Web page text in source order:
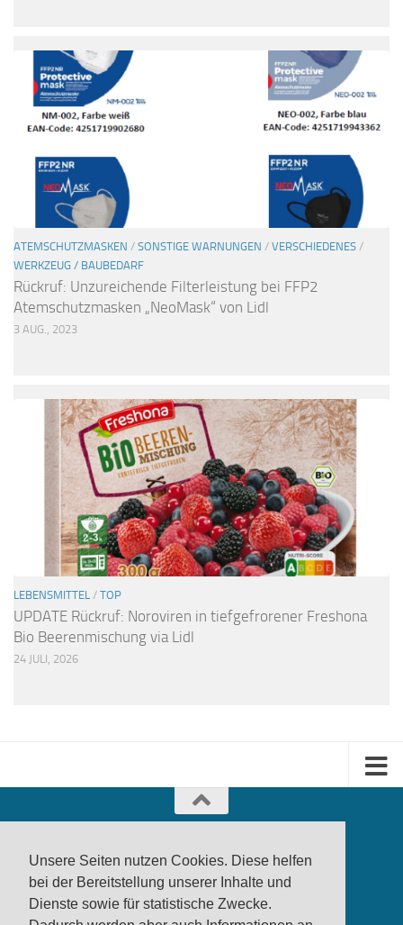
Unsere Seiten nutzen Cookies. Diese helfen
bei der Bereitstellung unserer Inhalte und
Dienste sowie für statistische Zwecke.
ATEMSCHUTZMASKEN / SONSTIGE WARNUNGEN / VERSCHIEDENES /
WERKZEUG / BAUBEDARF
Rückruf: Unzureichende Filterleistung bei FFP2
Atemschutzmasken „NeoMask“ von Lidl
3 AUG., 2023
LEBENSMITTEL / TOP
UPDATE Rückruf: Noroviren in tiefgefrorener Freshona
Bio Beerenmischung via Lidl
24 JULI, 2026
produktwarnung.eu - 2007-2026